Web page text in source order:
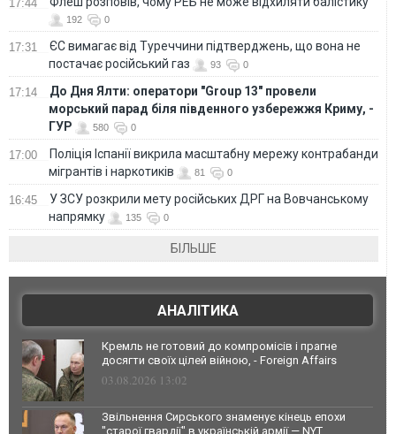
17:44
192 0
17:31
ЄС вимагає від Туреччини підтверджень, що вона не
постачає російський газ
93 0
17:14
До Дня Ялти: оператори "Group 13" провели
морський парад біля південного узбережжя Криму, -
ГУР
580 0
17:00
Поліція Іспанії викрила масштабну мережу контрабанди
мігрантів і наркотиків
81 0
16:45
У ЗСУ розкрили мету російських ДРГ на Вовчанському
напрямку
135 0
БІЛЬШЕ
АНАЛІТИКА
Кремль не готовий до компромісів і прагне
досягти своїх цілей війною, - Foreign Affairs
03.08.2026 13:02
Звільнення Сирського знаменує кінець епохи
"старої гвардії" в українській армії — NYT